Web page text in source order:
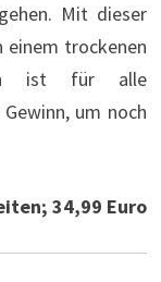
Mit dieser
einem trockenen
ist für alle
um noch
34,99 Euro